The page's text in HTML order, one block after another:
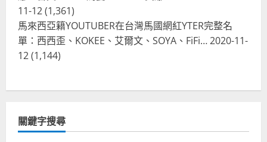
11-12(1,361)
馬來西亞籍YOUTUBER在台灣馬國網紅YTER完整名
單：西西歪、KOKEE、艾爾文、SOYA、FiFi…2020-11-
12(1,144)
關鍵字搜尋
台灣餐飲在全球
美國人愛鼎泰豐小籠包！美國人吃鼎
泰豐受歡迎台灣米其林餐廳！加州賭
城西雅圖分店排隊人潮影片盤點
1
台灣餐飲在全球 國外時事
2024-02-06